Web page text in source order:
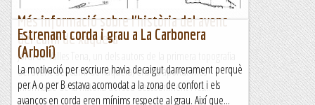
Més informació sobre l'història del avenc
del camí de xàquera
Jordi de Valles Tena, un dels autors de la primera topografia
del avenc del Camí de Xàquera, ens ha aportat més
informació de la història del seu descobriment i les...
Estrenant corda i grau a La Carbonera
(Arbolí)
La motivació per escriure havia decaigut darrerament perquè
per A o per B estava acomodat a la zona de confort i els
avanços en corda eren mínims respecte al grau. Així que...